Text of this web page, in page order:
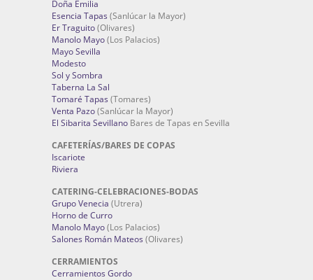
Doña Emilia
Esencia Tapas (Sanlúcar la Mayor)
Er Traguito(Olivares)
Manolo Mayo(Los Palacios)
Mayo Sevilla
Modesto
Sol y Sombra
Taberna La Sal
Tomaré Tapas (Tomares)
Venta Pazo(Sanlúcar la Mayor)
El Sibarita Sevillano Bares de Tapas en Sevilla
CAFETERÍAS/BARES DE COPAS
Iscariote
Riviera
CATERING-CELEBRACIONES-BODAS
Grupo Venecia (Utrera)
Horno de Curro
Manolo Mayo(Los Palacios)
Salones Román Mateos (Olivares)
CERRAMIENTOS
Cerramientos Gordo